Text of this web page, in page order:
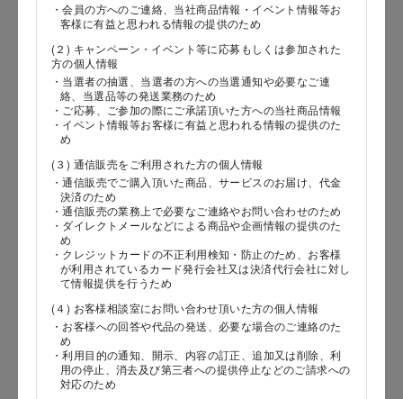
・会員の方へのご連絡、当社商品情報・イベント情報等お
客様に有益と思われる情報の提供のため
(２) キャンペーン・イベント等に応募もしくは参加された
方の個人情報
・当選者の抽選、当選者の方への当選通知や必要なご連
絡、当選品等の発送業務のため
・ご応募、ご参加の際にご承諾頂いた方への当社商品情報
・イベント情報等お客様に有益と思われる情報の提供のた
め
(３) 通信販売をご利用された方の個人情報
・通信販売でご購入頂いた商品、サービスのお届け、代金
決済のため
・通信販売の業務上で必要なご連絡やお問い合わせのため
・ダイレクトメールなどによる商品や企画情報の提供のた
め
・クレジットカードの不正利用検知・防止のため、お客様
が利用されているカード発行会社又は決済代行会社に対し
て情報提供を行うため
(４) お客様相談室にお問い合わせ頂いた方の個人情報
・お客様への回答や代品の発送、必要な場合のご連絡のた
め
・利用目的の通知、開示、内容の訂正、追加又は削除、利
用の停止、消去及び第三者への提供停止などのご請求への
対応のため
お問い合わせ時氏名（カナ）
［セイ］
［メイ］
（全角で入力してください）
電話番号
メールアドレス
郵便番号